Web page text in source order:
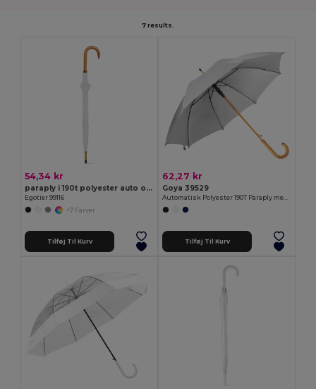
7 results.
54,34 kr
paraply i 190t polyester auto open
Egotier 99116
+7 Farver
Tilføj Til Kurv
62,27 kr
Goya 39529
Automatisk Polyester 190T Paraply med Træhåndtag CLOUDY
Tilføj Til Kurv